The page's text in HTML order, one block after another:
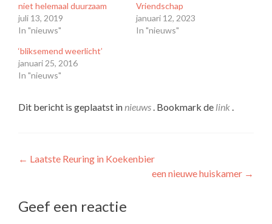
niet helemaal duurzaam
juli 13, 2019
In "nieuws"
Vriendschap
januari 12, 2023
In "nieuws"
‘bliksemend weerlicht’
januari 25, 2016
In "nieuws"
Dit bericht is geplaatst innieuws . Bookmark de link .
Bericht
← Laatste Reuring in Koekenbier
een nieuwe huiskamer →
Geef een reactie